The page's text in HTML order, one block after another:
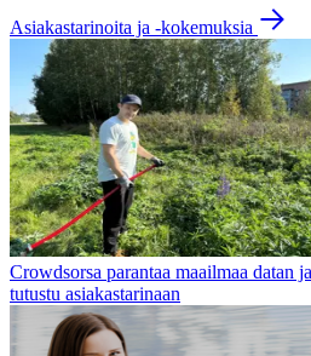
Asiakastarinoita ja -kokemuksia
Crowdsorsa parantaa maailmaa datan
tutustu asiakastarinaan